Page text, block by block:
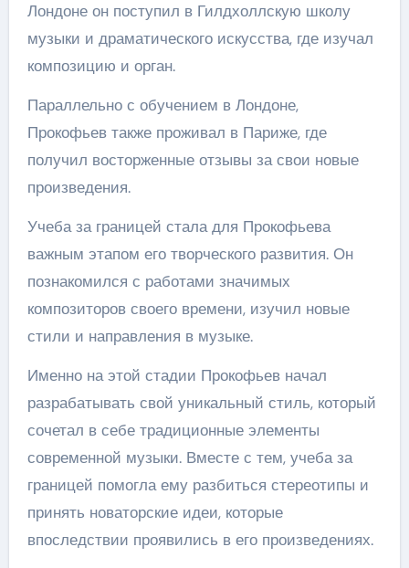
Лондоне он поступил в Гилдхоллскую школу
музыки и драматического искусства, где изучал
композицию и орган.
Параллельно с обучением в Лондоне,
Прокофьев также проживал в Париже, где
получил восторженные отзывы за свои новые
произведения.
Учеба за границей стала для Прокофьева
важным этапом его творческого развития. Он
познакомился с работами значимых
композиторов своего времени, изучил новые
стили и направления в музыке.
Именно на этой стадии Прокофьев начал
разрабатывать свой уникальный стиль, который
сочетал в себе традиционные элементы
современной музыки. Вместе с тем, учеба за
границей помогла ему разбиться стереотипы и
принять новаторские идеи, которые
впоследствии проявились в его произведениях.